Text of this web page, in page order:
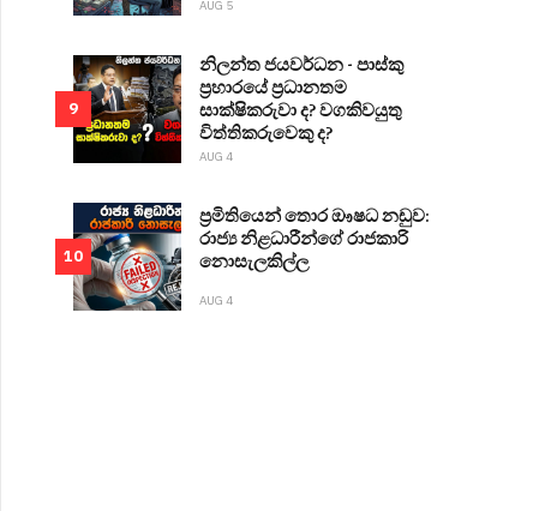
AUG 5
9
නිලන්ත ජයවර්ධන - පාස්කු
ප්‍රහාරයේ ප්‍රධානතම
සාක්ෂිකරුවා ද? වගකිවයුතු
විත්තිකරුවෙකු ද?
AUG 4
10
ප්‍රමිතියෙන් තොර ඖෂධ නඩුව:
රාජ්‍ය නිළධාරීන්ගේ රාජකාරි
නොසැලකිල්ල
AUG 4